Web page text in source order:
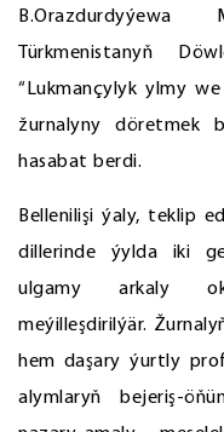
Türkmenistanyň
“Lukmançylyk ylmy
žurnalyny döretmek
hasabat berdi.
Bellenilişi ýaly, teklip
dillerinde ýylda iki
ulgamy arkaly
meýilleşdirilýär.
hem daşary ýurtly
alymlaryň bejeriş-